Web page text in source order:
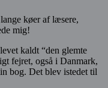
køer af læsere,
mig!
kaldt “den glemte
fejret, også i Danmark,
bog. Det blev istedet til